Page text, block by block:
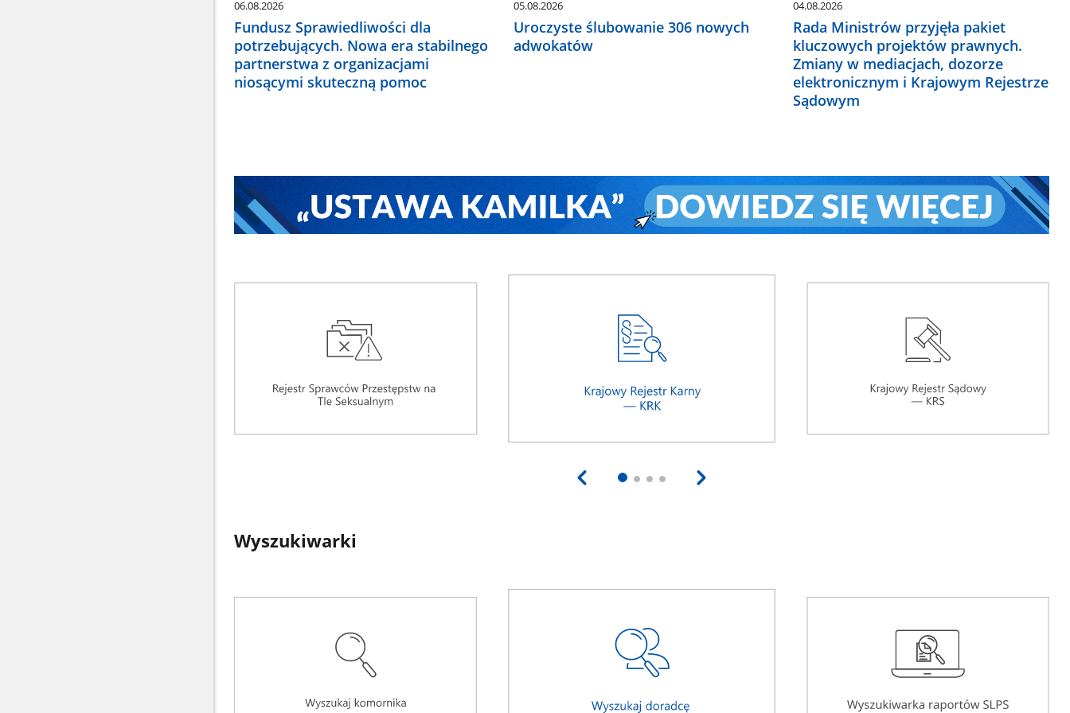
06.08.2026
Fundusz Sprawiedliwości dla
potrzebujących. Nowa era stabilnego
partnerstwa z organizacjami
niosącymi skuteczną pomoc
05.08.2026
Uroczyste ślubowanie 306 nowych
adwokatów
04.08.2026
Rada Ministrów przyjęła pakiet
kluczowych projektów prawnych.
Zmiany w mediacjach, dozorze
elektronicznym i Krajowym Rejestrze
Sądowym
Wyszukiwarki